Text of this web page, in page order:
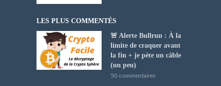
LES PLUS COMMENTÉS
🚨 Alerte Bullrun : À la
limite de craquer avant
la fin + je pète un câble
(un peu)
50 commentaires